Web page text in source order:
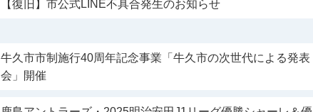
【復旧】市公式LINE不具合発生のお知らせ
牛久市市制施行40周年記念事業「牛久市の次世代による発表
会」開催